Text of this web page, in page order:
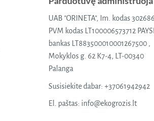
UAB "ORINETA", Im. kodas
PVM kodas LT100006573712
bankas LT883500010001267500 ,
Mokyklos g. 62 K7-4, LT-00340
Palanga
Susisiekite dabar: +37061942942
El. paštas: info@ekogrozis.lt